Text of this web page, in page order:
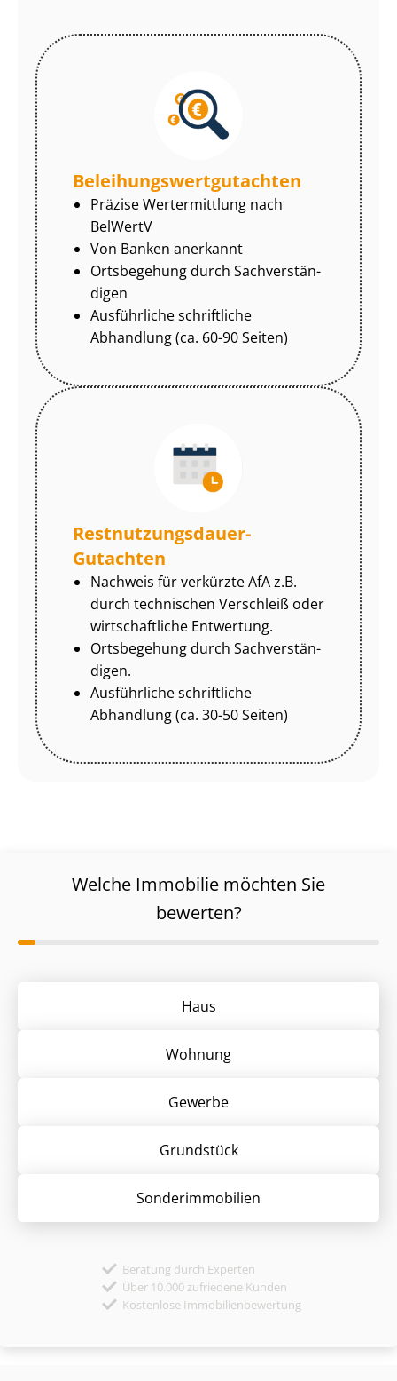
Be­lei­hungs­wert­gut­ach­ten
Präzise Wertermittlung nach
BelWertV
Von Banken anerkannt
Ortsbegehung durch Sach­ver­stän­
di­gen
Ausführliche schriftliche
Abhandlung (ca. 60-90 Seiten)
Rest­nut­zungs­dau­er-
Gutachten
Nachweis für verkürzte AfA z.B.
durch technischen Verschleiß oder
wirtschaftliche Entwertung.
Ortsbegehung durch Sach­ver­stän­
di­gen.
Ausführliche schriftliche
Abhandlung (ca. 30-50 Seiten)
Welche Immobilie möchten Sie
bewerten?
Haus
Wohnung
Gewerbe
Grund­stück
Sonder­immobilien
Beratung durch Experten
Über 10.000 zufriedene Kunden
Kostenlose Immobilienbewertung